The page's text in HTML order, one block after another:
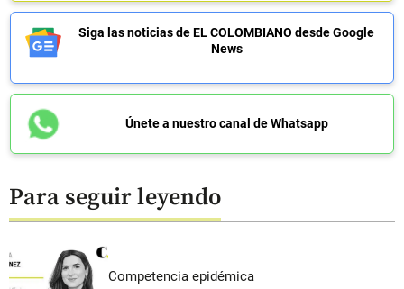
Siga las noticias de EL COLOMBIANO desde Google
News
Únete a nuestro canal de Whatsapp
Para seguir leyendo
Competencia epidémica